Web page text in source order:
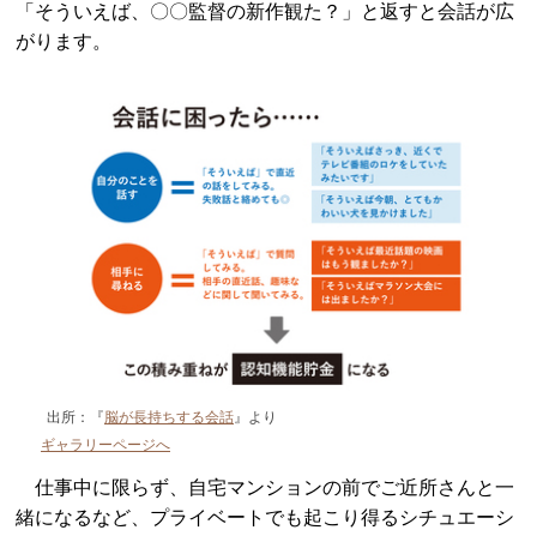
「そういえば、〇〇監督の新作観た？」と返すと会話が広
がります。
出所：『脳が長持ちする会話』より
ギャラリーページへ
仕事中に限らず、自宅マンションの前でご近所さんと一
緒になるなど、プライベートでも起こり得るシチュエーシ